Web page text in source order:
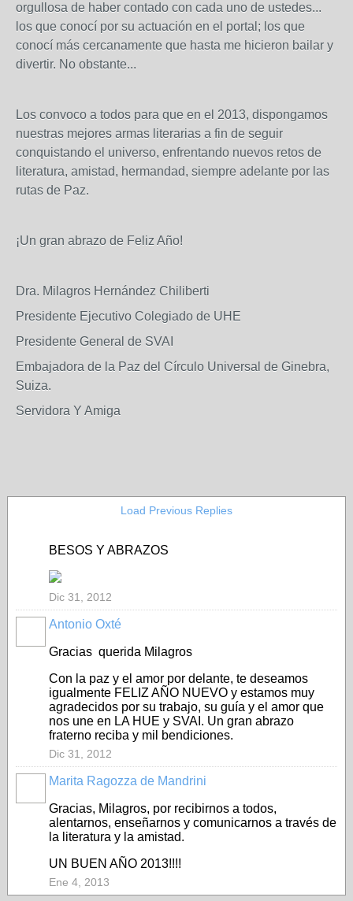
orgullosa de haber contado con cada uno de ustedes...
los que conocí por su actuación en el portal; los que
conocí más cercanamente que hasta me hicieron bailar y
divertir. No obstante...
Los convoco a todos para que en el 2013, dispongamos
nuestras mejores armas literarias a fin de seguir
conquistando el universo, enfrentando nuevos retos de
literatura, amistad, hermandad, siempre adelante por las
rutas de Paz.
¡Un gran abrazo de Feliz Año!
Dra. Milagros Hernández Chiliberti
Presidente Ejecutivo Colegiado de UHE
Presidente General de SVAI
Embajadora de la Paz del Círculo Universal de Ginebra,
Suiza.
Servidora Y Amiga
Load Previous Replies
BESOS Y ABRAZOS
Dic 31, 2012
Antonio Oxté
Gracias querida Milagros
Con la paz y el amor por delante, te deseamos
igualmente FELIZ AÑO NUEVO y estamos muy
agradecidos por su trabajo, su guía y el amor que
nos une en LA HUE y SVAI. Un gran abrazo
fraterno reciba y mil bendiciones.
Dic 31, 2012
Marita Ragozza de Mandrini
Gracias, Milagros, por recibirnos a todos,
alentarnos, enseñarnos y comunicarnos a través de
la literatura y la amistad.
UN BUEN AÑO 2013!!!!
Ene 4, 2013